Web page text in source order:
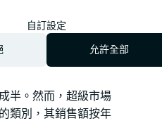
零售業銷售額錄得顯
的升幅最大，按年上
商品及鐘錶珠寶等
成；服飾及鞋類等銷
；化妝品及藥房貨品
半。然而，超級市場
類別，其銷售額按年
自訂設定
允許全部